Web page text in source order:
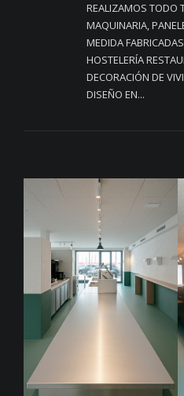
REALIZAMOS TODO
MAQUINARIA,
MEDIDA
HOSTELERÍA
DECORACIÓN DE
DISEÑO EN...